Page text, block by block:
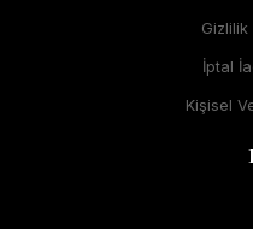
Gizlilik
İptal
Kişisel